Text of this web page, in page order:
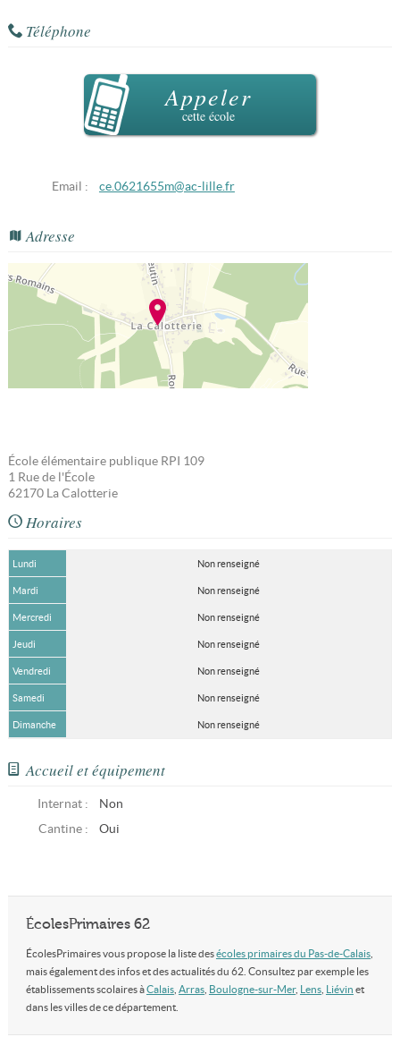
Téléphone
Appeler
cette école
Email : ce.0621655m@ac-lille.fr
Adresse
École élémentaire publique RPI 109
1 Rue de l'École
62170 La Calotterie
Horaires
Lundi Non renseigné
Mardi Non renseigné
Mercredi Non renseigné
Jeudi Non renseigné
Vendredi Non renseigné
Samedi Non renseigné
Dimanche Non renseigné
Accueil et équipement
Internat :
Non
Cantine :
Oui
ÉcolesPrimaires 62
ÉcolesPrimaires vous propose la liste desécoles primaires du Pas-de-Calais,
mais également des infos et des actualités du 62. Consultez par exemple les
établissements scolaires àCalais, Arras, Boulogne-sur-Mer, Lens, Liévin et
dans les villes de ce département.